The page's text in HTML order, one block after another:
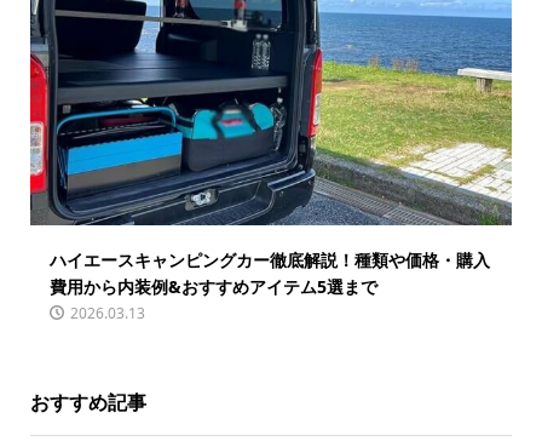
ハイエースキャンピングカー徹底解説！種類や価格・購入
費用から内装例&おすすめアイテム5選まで
2026.03.13
おすすめ記事